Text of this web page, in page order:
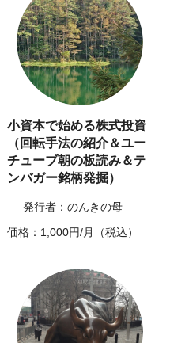
小資本で始める株式投資
（回転手法の紹介＆ユー
チューブ朝の板読み＆テ
ンバガー銘柄発掘）
発行者：のんきの母
価格：1,000円/月（税込）